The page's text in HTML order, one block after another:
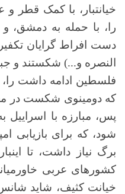
خیانتبار، با کمک قطر
را، با حمله به دمشق،
دست افراط گرایان
النصره و...) شکستند و
فلسطین ادامه داشت را،
که دومینوی شکست در
پس، مبارزه با اسراییل
شود، که برای بازیابی
برگ نیاز داشت، تا
کشورهای عربی
خیانت کثیف، شاید شانس